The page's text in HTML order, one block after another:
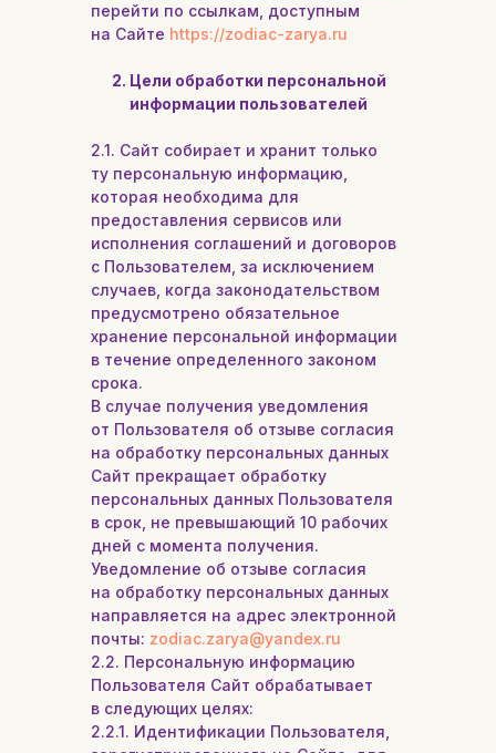
перейти по ссылкам, доступным
на Сайте https://zodiac-zarya.ru
2. Цели обработки персональной
информации пользователей
2.1. Сайт собирает и хранит только
ту персональную информацию,
которая необходима для
предоставления сервисов или
исполнения соглашений и договоров
с Пользователем, за исключением
случаев, когда законодательством
предусмотрено обязательное
хранение персональной информации
в течение определенного законом
срока.
В случае получения уведомления
от Пользователя об отзыве согласия
на обработку персональных данных
Сайт прекращает обработку
персональных данных Пользователя
в срок, не превышающий 10 рабочих
дней с момента получения.
Уведомление об отзыве согласия
на обработку персональных данных
направляется на адрес электронной
почты: zodiac.zarya@yandex.ru
2.2. Персональную информацию
Пользователя Сайт обрабатывает
в следующих целях:
2.2.1. Идентификации Пользователя,